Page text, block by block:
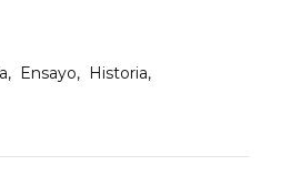
Ensayo Historia